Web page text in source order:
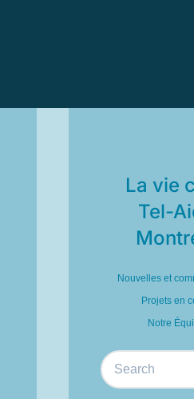
La vie
Tel-
Nouvelles et
Projets en
Notre